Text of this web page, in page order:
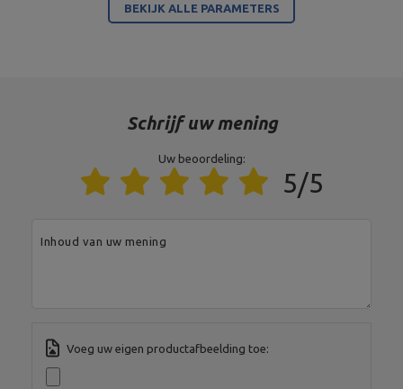
Kleur van het frame antraciet metallic
Entiteit verantwoordelijk voor dit product in de EU
Adres:Boczna 41
Postcode:
BEKIJK ALLE PARAMETERS
Schrijf uw mening
Uw beoordeling:
5/5
Inhoud van uw mening
Voeg uw eigen productafbeelding toe: